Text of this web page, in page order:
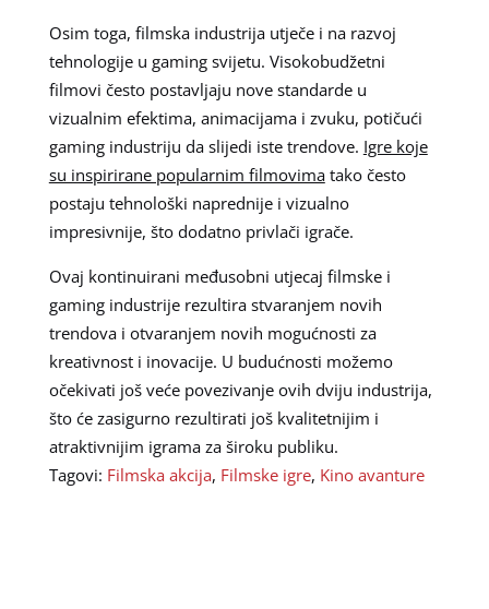
Osim toga, filmska industrija utječe i na razvoj
tehnologije u gaming svijetu. Visokobudžetni
filmovi često postavljaju nove standarde u
vizualnim efektima, animacijama i zvuku, potičući
gaming industriju da slijedi iste trendove. Igre koje
su inspirirane popularnim filmovimatako često
postaju tehnološki naprednije i vizualno
impresivnije, što dodatno privlači igrače.
Ovaj kontinuirani međusobni utjecaj filmske i
gaming industrije rezultira stvaranjem novih
trendova i otvaranjem novih mogućnosti za
kreativnost i inovacije. U budućnosti možemo
očekivati još veće povezivanje ovih dviju industrija,
što će zasigurno rezultirati još kvalitetnijim i
atraktivnijim igrama za široku publiku.
Tagovi: Filmska akcija, Filmske igre, Kino avanture